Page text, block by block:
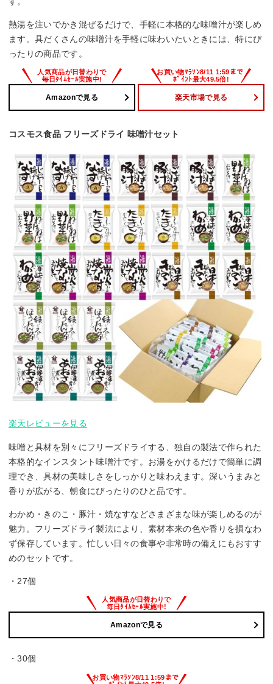
熱湯を注いでかき混ぜるだけで、手軽に本格的な味噌汁が楽しめ
ます。具だくさんの味噌汁を手軽に味わいたいときには、特にぴ
ったりの商品です。
Amazonで見る 楽天市場で見る
コスモス食品 フリーズドライ 味噌汁セット
楽天レビューを見る
味噌と具材を別々にフリーズドライする、独自の製法で作られた
本格的なインスタント味噌汁です。お湯をかけるだけで簡単に調
理でき、具材の美味しさをしっかりと味わえます。深いうまみと
香りが広がる、朝食にぴったりのひと品です。
わかめ・きのこ・豚汁・焼なすなどさまざまな味が楽しめるのが
魅力。フリーズドライ製法により、素材本来の色や香りを損なわ
ず保存しています。忙しい日々の食事や非常時の備えにもおすす
めのセットです。
・27個
Amazonで見る
・30個